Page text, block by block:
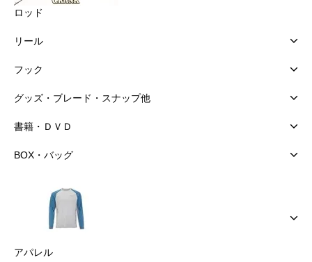
ロッド
リール
フック
グッズ・ブレード・スナップ他
書籍・ＤＶＤ
BOX・バッグ
アパレル